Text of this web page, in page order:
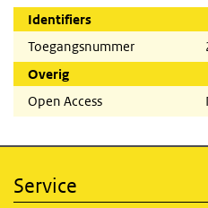
Identifiers
Toegangsnummer
Overig
Open Access
Service